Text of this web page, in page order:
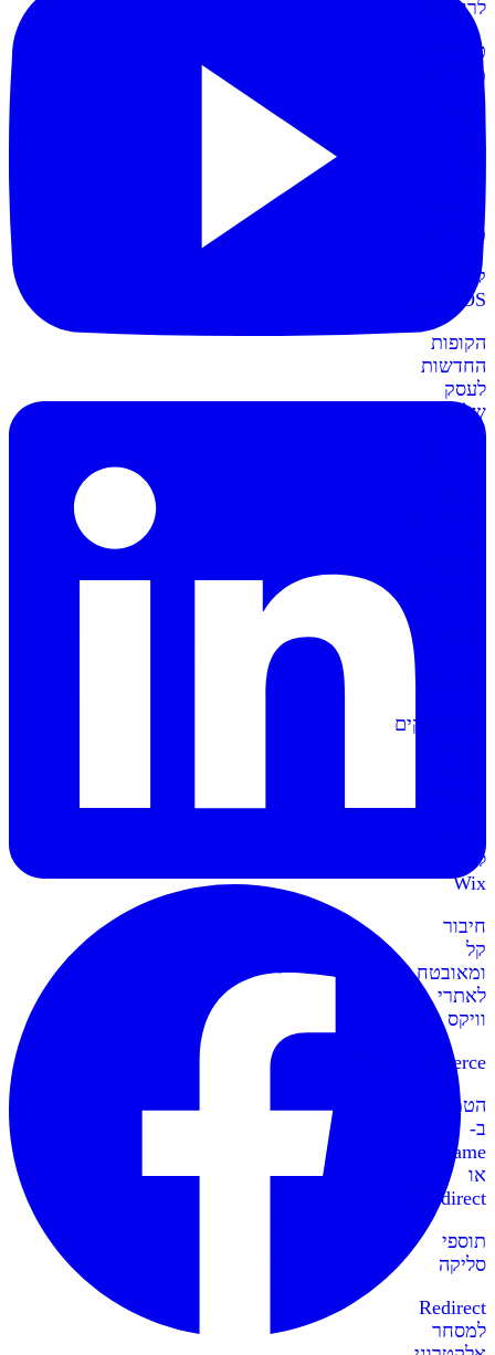
לרווחית
כרטיסי
מועדון
תשלום
קל
עם
כרטיסי
מועדון
קופות
POS
הקופות
החדשות
לעסק
שלכם
מתממשקים
ל-
Wix
חיבור
קל
ומאובטח
לאתרי
וויקס
WooCommerce
הטמעה
ב-
IFrame
או
Redirect
תוספי
סליקה
Redirect
למסחר